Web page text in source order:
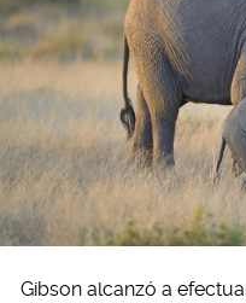
Gibson alcanzó a